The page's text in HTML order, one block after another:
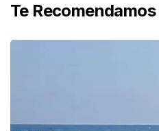
Te Recomendamos